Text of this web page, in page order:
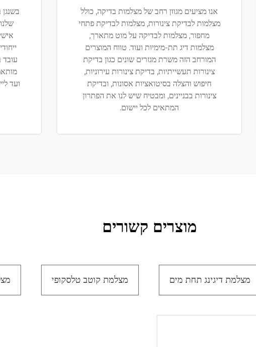
אנו מציעים מגוון רחב של מצלמות בדיקה, כולל
מצלמות לבדיקת צינורות, מצלמות לבדיקת פתחי
מחפור, מצלמות לבדיקה על מוט מתארך,
מצלמות דיג תת-מימיות ועוד. טווח המוצרים
המורחב הזה משרת מגזרים שונים כגון בדיקת
צינורות תעשייתיות, בדיקת צינורות עירוניות,
חיפוש והצלה בסיטואציות אסונות, ובדיקת
צינורות בבניינים, ומבטיח שיש לנו את הפתרון
המתאים לכל יישום.
עובד
ועד
מוצרים קשורים
מצלמת דיגינג תחת מים מצלמת קוטב טלסקופי